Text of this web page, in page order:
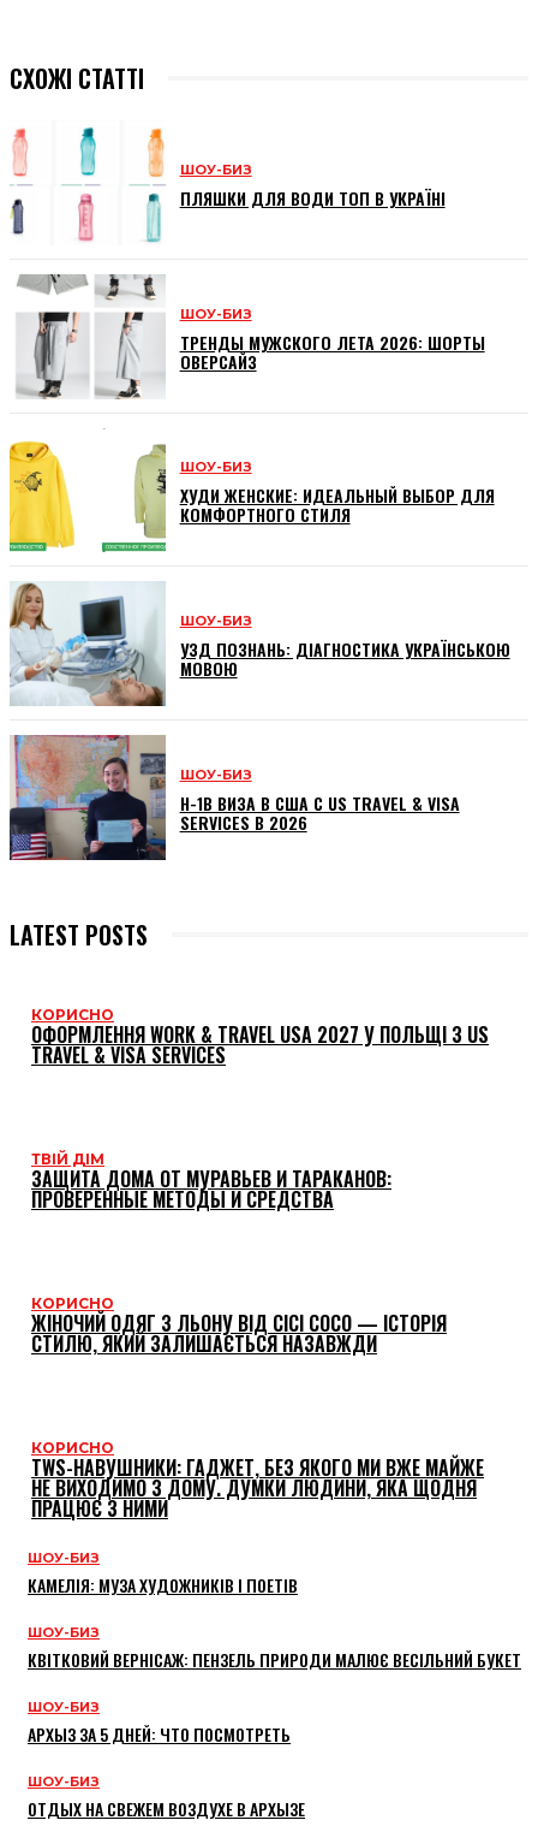
СХОЖІ СТАТТІ
ШОУ-БИЗ
ПЛЯШКИ ДЛЯ ВОДИ ТОП В УКРАЇНІ
ШОУ-БИЗ
ТРЕНДЫ МУЖСКОГО ЛЕТА 2026: ШОРТЫ
ОВЕРСАЙЗ
ШОУ-БИЗ
ХУДИ ЖЕНСКИЕ: ИДЕАЛЬНЫЙ ВЫБОР ДЛЯ
КОМФОРТНОГО СТИЛЯ
ШОУ-БИЗ
УЗД ПОЗНАНЬ: ДІАГНОСТИКА УКРАЇНСЬКОЮ
МОВОЮ
ШОУ-БИЗ
H-1B ВИЗА В США С US TRAVEL & VISA
SERVICES В 2026
LATEST POSTS
КОРИСНО
ОФОРМЛЕННЯ WORK & TRAVEL USA 2027 У ПОЛЬЩІ З US
TRAVEL & VISA SERVICES
ТВІЙ ДІМ
ЗАЩИТА ДОМА ОТ МУРАВЬЕВ И ТАРАКАНОВ:
ПРОВЕРЕННЫЕ МЕТОДЫ И СРЕДСТВА
КОРИСНО
ЖІНОЧИЙ ОДЯГ З ЛЬОНУ ВІД CICI COCO — ІСТОРІЯ
СТИЛЮ, ЯКИЙ ЗАЛИШАЄТЬСЯ НАЗАВЖДИ
КОРИСНО
TWS-НАВУШНИКИ: ГАДЖЕТ, БЕЗ ЯКОГО МИ ВЖЕ МАЙЖЕ
НЕ ВИХОДИМО З ДОМУ. ДУМКИ ЛЮДИНИ, ЯКА ЩОДНЯ
ПРАЦЮЄ З НИМИ
ШОУ-БИЗ
КАМЕЛІЯ: МУЗА ХУДОЖНИКІВ І ПОЕТІВ
ШОУ-БИЗ
КВІТКОВИЙ ВЕРНІСАЖ: ПЕНЗЕЛЬ ПРИРОДИ МАЛЮЄ ВЕСІЛЬНИЙ БУКЕТ
ШОУ-БИЗ
АРХЫЗ ЗА 5 ДНЕЙ: ЧТО ПОСМОТРЕТЬ
ШОУ-БИЗ
ОТДЫХ НА СВЕЖЕМ ВОЗДУХЕ В АРХЫЗЕ